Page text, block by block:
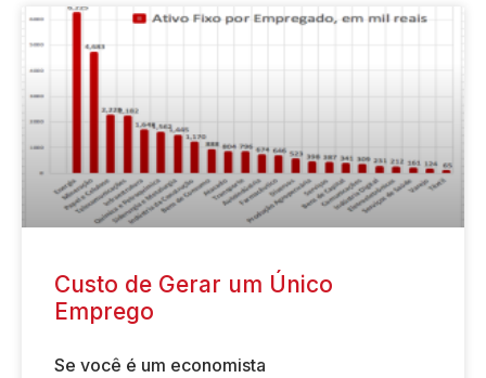
Custo de Gerar um Único
Emprego
Se você é um economista